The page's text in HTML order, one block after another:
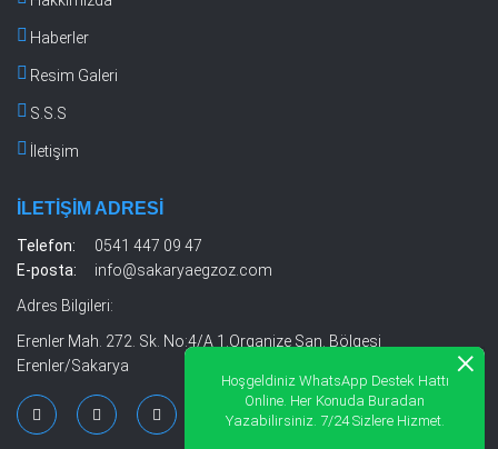
Haberler
Resim Galeri
S.S.S
İletişim
İLETIŞIM ADRESI
Telefon:
0541 447 09 47
E-posta:
info@sakaryaegzoz.com
Adres Bilgileri:
Erenler Mah. 272. Sk. No:4/A 1.Organize San. Bölgesi
Erenler/Sakarya
×
Hoşgeldiniz WhatsApp Destek Hattı
Online. Her Konuda Buradan
Yazabilirsiniz. 7/24 Sizlere Hizmet.